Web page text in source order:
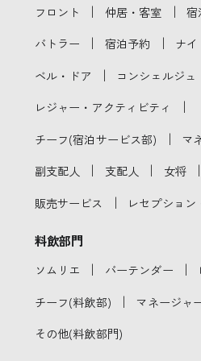
フロント ｜ 仲居・客室 ｜ 宿
バトラー ｜ 宿泊予約 ｜ ナ
ベル・ドア ｜ コンシェルジュ
レジャー・アクティビティ ｜
チーフ(宿泊サービス部) ｜ マ
副支配人 ｜ 支配人 ｜ 女将 ｜
販売サービス ｜ レセプショ
料飲部門
ソムリエ ｜ バーテンダー ｜
チーフ(料飲部) ｜ マネージャ
その他(料飲部門)